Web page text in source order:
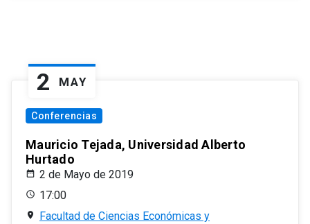
2 MAY
Conferencias
Mauricio Tejada, Universidad Alberto
Hurtado
2 de Mayo de 2019
17:00
Facultad de Ciencias Económicas y